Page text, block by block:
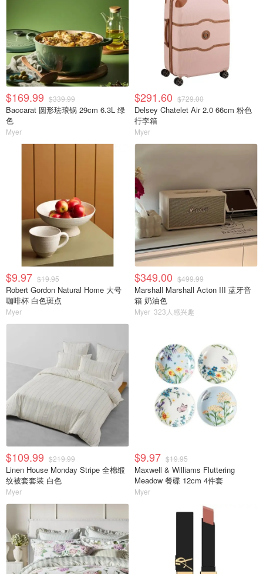
$169.99 $339.99
Baccarat 圆形珐琅锅 29cm 6.3L 绿
色
Myer
$291.60 $729.00
Delsey Chatelet Air 2.0 66cm 粉色
行李箱
Myer
$9.97 $19.95
Robert Gordon Natural Home 大号
咖啡杯 白色斑点
Myer
$349.00 $499.99
Marshall Marshall Acton III 蓝牙音
箱 奶油色
Myer 323人感兴趣
$109.99 $219.99
Linen House Monday Stripe 全棉缎
纹被套套装 白色
Myer
$9.97 $19.95
Maxwell & Williams Fluttering
Meadow 餐碟 12cm 4件套
Myer